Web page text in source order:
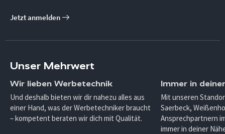
Jetzt anmelden
Unser Mehrwert
Wir lieben Werbetechnik
Und deshalb bieten wir dir nahezu alles aus
einer Hand, was der Werbetechniker braucht
– kompetent beraten wir dich mit Qualität.
Immer in
Mit unseren
Saerbeck,
Ansprechpartnern
immer in deiner